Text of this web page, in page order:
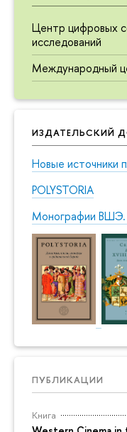
Центр цифровых
исследований
Международный
ИЗДАТЕЛЬСКИЙ
Новые источники
POLYSTORIA
Монографии ВШЭ.
ПУБЛИКАЦИИ
Книга